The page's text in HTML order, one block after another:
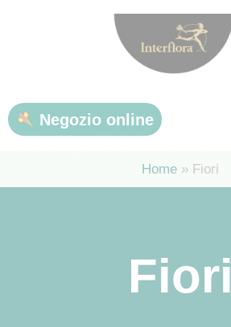
Negozio online
Home Fiori
Fiori